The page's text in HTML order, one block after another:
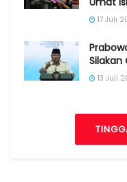
17 Juli
Silakan
13 Juli